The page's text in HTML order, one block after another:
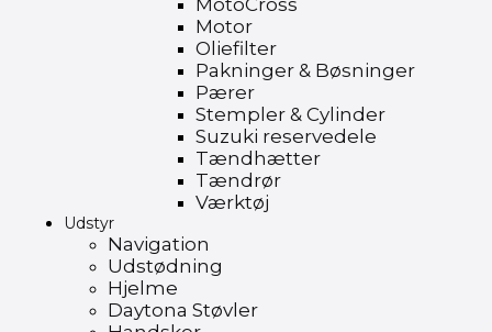
MotoCross
Motor
Oliefilter
Pakninger & Bøsninger
Pærer
Stempler & Cylinder
Suzuki reservedele
Tændhætter
Tændrør
Værktøj
Udstyr
Navigation
Udstødning
Hjelme
Daytona Støvler